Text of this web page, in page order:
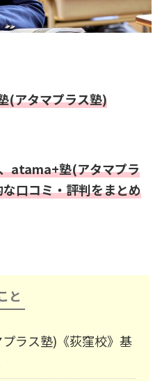
(アタマプラス塾)
atama+塾(アタマプラ
口コミ・評判をまとめ
と
ラス塾)《荻窪校》基